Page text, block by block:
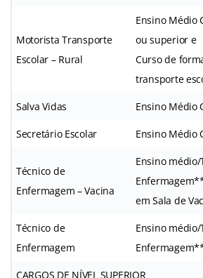
Motorista Transporte
Escolar – Rural
Ensino Médio
ou superior e
Curso de
transporte
Salva Vidas Ensino Médio
Secretário Escolar Ensino Médio
Técnico de
Enfermagem – Vacina
Ensino médio/
em Sala de
Técnico de
Enfermagem
Ensino médio/
CARGOS DE NÍVEL SUPERIOR